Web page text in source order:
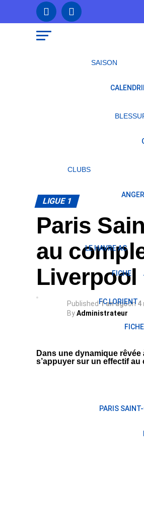
SAISON
CLUBS
LE HAVRE AC
FICHE
FC LORIENT
FICHE
PARIS
LIGUE 1
Paris
au
Liverpool
Published 1 an agoon 4
ByAdministrateur
Dans une dynamique
s’appuyer sur un effectif